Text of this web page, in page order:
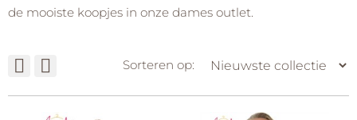
de mooiste koopjes in onze dames outlet.
Sorteren op: